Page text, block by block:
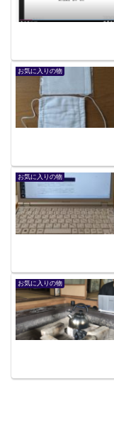
お気に入りの物
お気に入りの物
お気に入りの物